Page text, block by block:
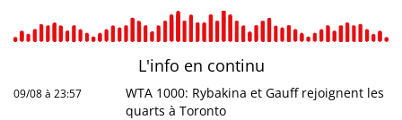
L'info en continu
09/08 à 23:57
WTA 1000: Rybakina et Gauff rejoignent les
quarts à Toronto